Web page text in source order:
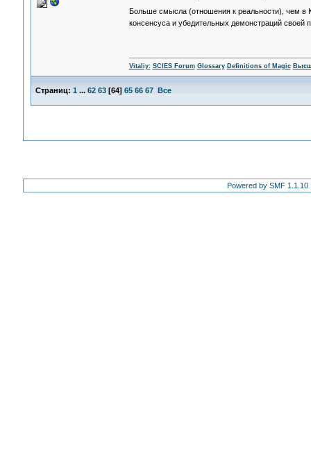
Больше смысла (отношения к реальности), чем в
консенсуса и убедительных демонстраций
Vitaliy: SCIES Forum Glossary Definitions of Magic
Страниц: 1 ... 62 63[64] 65 66 67 Все
Powered by SMF 1.1.10